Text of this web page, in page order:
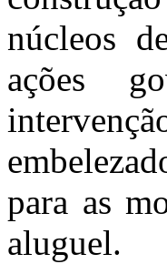
núcleos
ações
para as
aluguel.